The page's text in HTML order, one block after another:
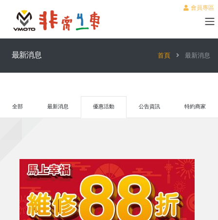
會員專區
最新消息 首頁 最新消息
全部 最新消息 優惠活動 公告資訊 特約商家